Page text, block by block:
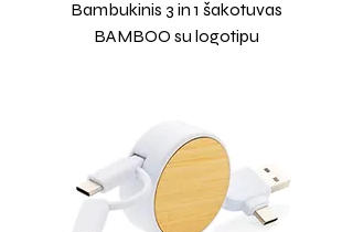
Bambukinis 3 in 1 šakotuvas
BAMBOO su logotipu